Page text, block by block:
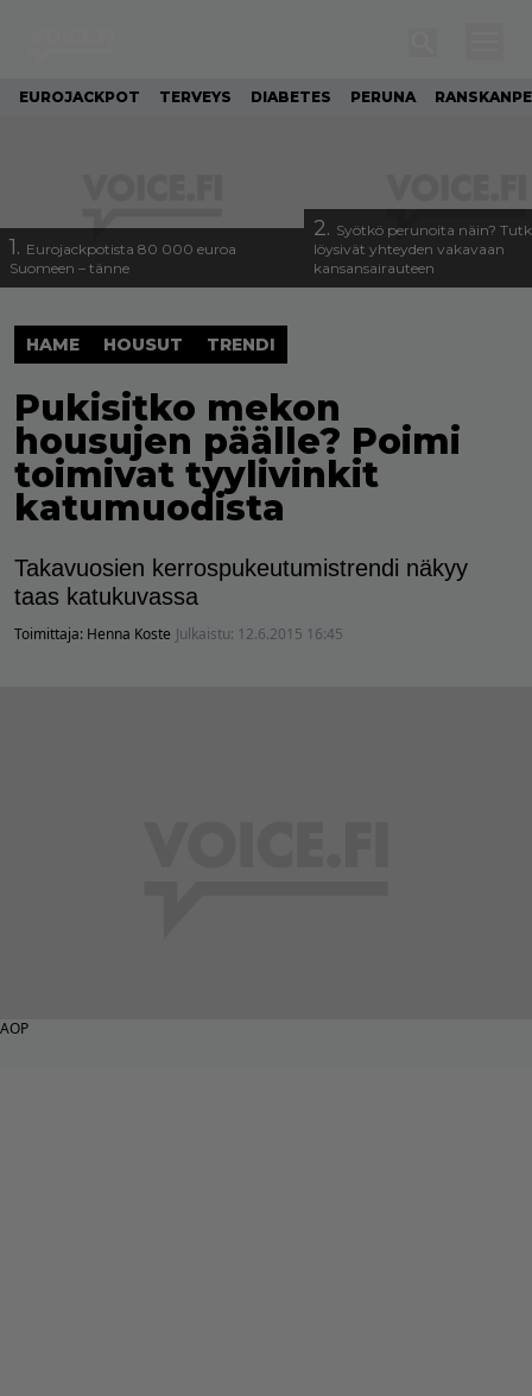
EUROJACKPOT TERVEYS DIABETES PERUNA
1. Eurojackpotista 80 000 euroa
Suomeen – tänne
2. Syötkö perunoita näin?
löysivät yhteyden vakavaan
kansansairauteen
HAME HOUSUT TRENDI
Pukisitko mekon
housujen päälle? Poimi
toimivat tyylivinkit
katumuodista
Takavuosien kerrospukeutumistrendi näkyy
taas katukuvassa
Toimittaja: Henna Koste Julkaistu: 12.6.2015 16:45
AOP